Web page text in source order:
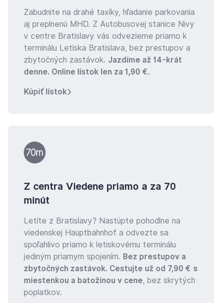
Zabudnite na drahé taxíky, hľadanie parkovania
aj preplnenú MHD. Z Autobusovej stanice Nivy
v centre Bratislavy vás odvezieme priamo k
terminálu Letiska Bratislava, bez prestupov a
zbytočných zastávok. Jazdíme až 14-krát
denne. Online lístok len za 1,90 €.
Kúpiť lístok
Z centra Viedene priamo a za 70
minút
Letíte z Bratislavy? Nastúpte pohodlne na
viedenskej Hauptbahnhof a odvezte sa
spoľahlivo priamo k letiskovému terminálu
jediným priamym spojením. Bez prestupov a
zbytočných zastávok. Cestujte už od 7,90 € s
miestenkou a batožinou v cene, bez skrytých
poplatkov.